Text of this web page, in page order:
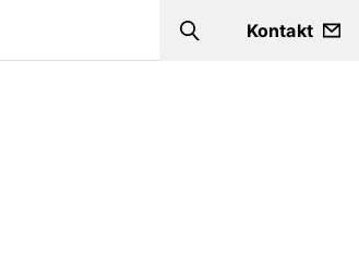
Szukaj
Kontakt